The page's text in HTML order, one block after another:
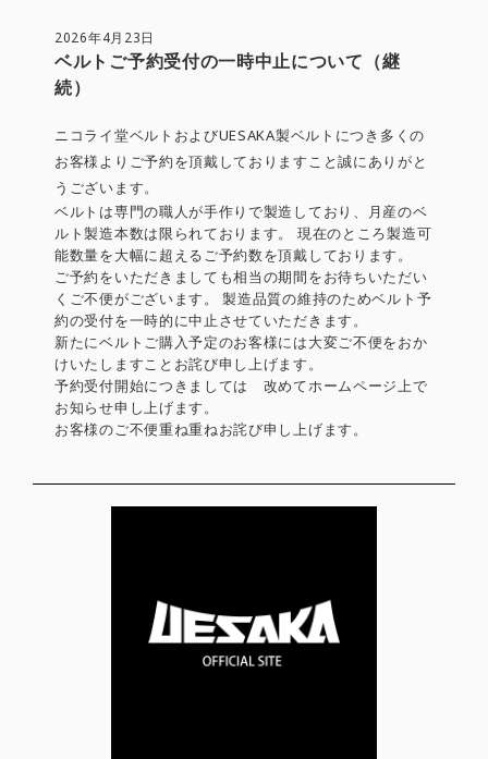
2026年4月23日
ベルトご予約受付の一時中止について（継
続）
ニコライ堂ベルトおよびUESAKA製ベルトにつき多くの
お客様よりご予約を頂戴しておりますこと誠にありがと
うございます。
ベルトは専門の職人が手作りで製造しており、月産のベ
ルト製造本数は限られております。 現在のところ製造可
能数量を大幅に超えるご予約数を頂戴しております。
ご予約をいただきましても相当の期間をお待ちいただい
くご不便がございます。 製造品質の維持のためベルト予
約の受付を一時的に中止させていただきます。
新たにベルトご購入予定のお客様には大変ご不便をおか
けいたしますことお詫び申し上げます。
予約受付開始につきましては 改めてホームページ上で
お知らせ申し上げます。
お客様のご不便重ね重ねお詫び申し上げます。